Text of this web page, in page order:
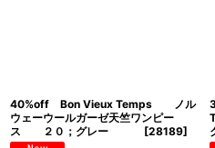
40%off Bon Vieux Temps ノル
ウェーウールガーゼ天竺ワンピー
ス ２０；グレー
[28189]